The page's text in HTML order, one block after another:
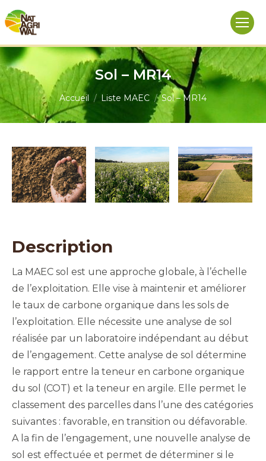
Sol – MR14
Vous êtes ici :
Accueil Liste MAEC Sol – MR14
Description
La MAEC sol est une approche globale, à l’échelle
de l’exploitation. Elle vise à maintenir et améliorer
le taux de carbone organique dans les sols de
l’exploitation. Elle nécessite une analyse de sol
réalisée par un laboratoire indépendant au début
de l’engagement. Cette analyse de sol détermine
le rapport entre la teneur en carbone organique
du sol (COT) et la teneur en argile. Elle permet le
classement des parcelles dans l’une des catégories
suivantes : favorable, en transition ou défavorable.
A la fin de l’engagement, une nouvelle analyse de
sol est effectuée et permet de déterminer si le